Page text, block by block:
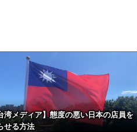
湾メディア】態度の悪い日本の店員を
せる方法